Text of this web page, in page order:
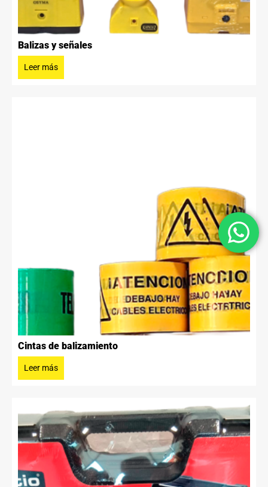
Balizas y señales
Leer más
Cintas de balizamiento
Leer más